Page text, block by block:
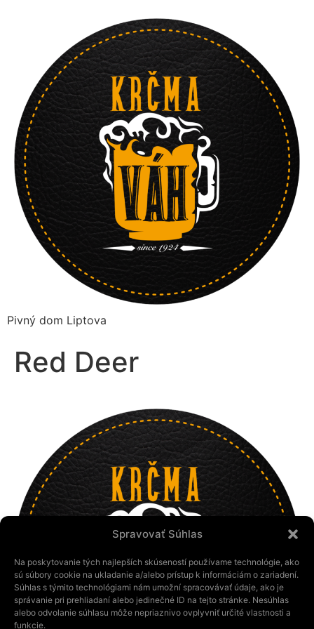
Spravovať Súhlas
Na poskytovanie tých najlepších skúseností používame technológie, ako
sú súbory cookie na ukladanie a/alebo prístup k informáciám o zariadení.
Súhlas s týmito technológiami nám umožní spracovávať údaje, ako je
správanie pri prehliadaní alebo jedinečné ID na tejto stránke. Nesúhlas
alebo odvolanie súhlasu môže nepriaznivo ovplyvniť určité vlastnosti a
funkcie.
Pivný dom Liptova
Red Deer